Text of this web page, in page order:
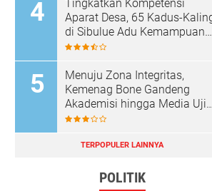
Tingkatkan Kompetensi
Aparat Desa, 65 Kadus-
di Sibulue Adu Kemampuan
Berpidato
Menuju Zona Integritas,
Kemenag Bone Gandeng
Akademisi hingga Media Uji
Standar Pelayanan
TERPOPULER LAINNYA
POLITIK